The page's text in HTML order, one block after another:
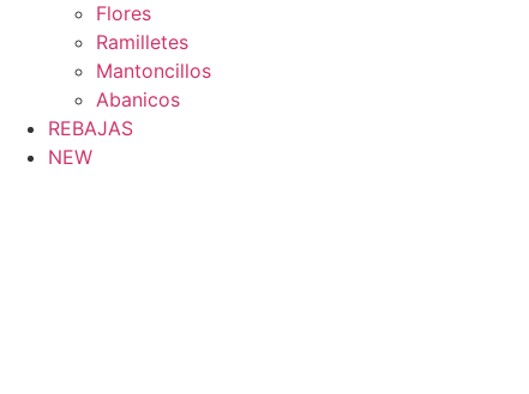
Flores
Ramilletes
Mantoncillos
Abanicos
REBAJAS
NEW